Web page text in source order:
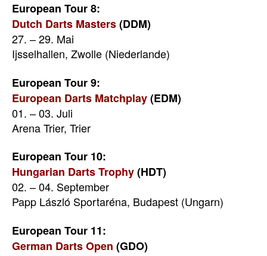
European Tour 8:
Dutch Darts Masters(DDM)
27. – 29. Mai
Ijsselhallen, Zwolle (Niederlande)
European Tour 9:
European Darts Matchplay(EDM)
01. – 03. Juli
Arena Trier, Trier
European Tour 10:
Hungarian Darts Trophy(HDT)
02. – 04. September
Papp László Sportaréna, Budapest (Ungarn)
European Tour 11:
German Darts Open (GDO)